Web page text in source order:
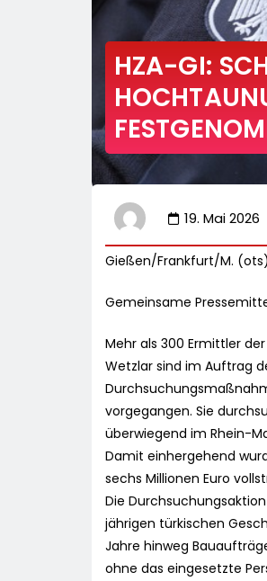
HZA-GI:
19. Mai 2026
Gießen/Frankfurt/M.
Gemeinsame
Mehr als 300 Ermittler
Wetzlar sind im Auftrag
vorgegangen. Sie
überwiegend im Rhein-
Damit einhergehend
sechs Millionen Euro
Die
jährigen türkischen
Jahre hinweg
ohne das eingesetzte